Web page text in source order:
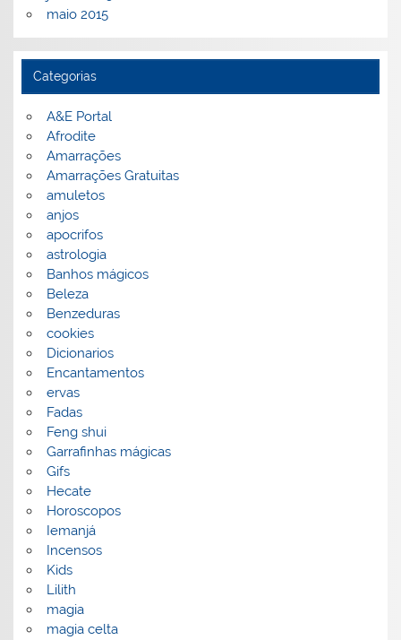
maio 2015
Categorias
A&E Portal
Afrodite
Amarrações
Amarrações Gratuitas
amuletos
anjos
apocrifos
astrologia
Banhos mágicos
Beleza
Benzeduras
cookies
Dicionarios
Encantamentos
ervas
Fadas
Feng shui
Garrafinhas mágicas
Gifs
Hecate
Horoscopos
Iemanjá
Incensos
Kids
Lilith
magia
magia celta